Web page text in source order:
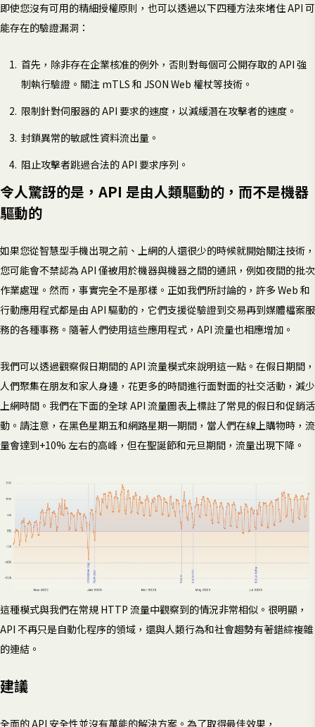
即使您沒有可用的精細授權原則，也可以透過以下四種方法來堵住 API 可
能存在的驗證漏洞：
首先，除非存在企業核准的例外，否則對每個可公開存取的 API 強
制執行驗證。關注 mTLS 和 JSON Web 權杖等技術。
限制針對伺服器的 API 要求的速度，以減緩潛在攻擊者的速度。
封鎖異常的敏感性資料流出量。
阻止攻擊者跳過合法的 API 要求序列。
令人驚訝的是，API 是由人類驅動的，而不是機器
驅動的
如果您從智慧型手機出現之前、上網的人還很少的時候就開始關注技術，
您可能會不禁認為 API 僅被用於機器與機器之間的通訊，例如夜間的批次
作業處理。然而，事實完全不是那樣。正如我們所討論的，許多 Web 和
行動應用程式都是由 API 驅動的，它們支援從驗證到交易再到媒體檔案服
務的各種事務。隨著人們使用這些應用程式，API 流量也相應增加。
我們可以透過觀察假日期間的 API 流量模式來說明這一點。在假日期間，
人們聚集在朋友和家人身邊，花更多的時間進行面對面的社交活動，減少
上網時間。我們在下面的全球 API 流量圖表上標註了常見的假日和促銷活
動。請注意，在黑色星期五和網路星期一期間，當人們在線上購物時，流
量會達到+10% 左右的高峰，但在聖誕節和元旦期間，流量出現下降。
這種模式與我們在常規 HTTP 流量中觀察到的情況非常相似。很明顯，
API 不再只是自動化程序的領域，還與人類行為和社會趨勢有著錯綜複雜
的連結。
建議
全面的 API 安全性並沒有萬能的解決方案。為了取得最佳效果，